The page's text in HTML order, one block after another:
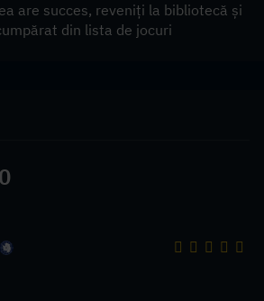
are succes, reveniți la bibliotecă și
din lista de jocuri